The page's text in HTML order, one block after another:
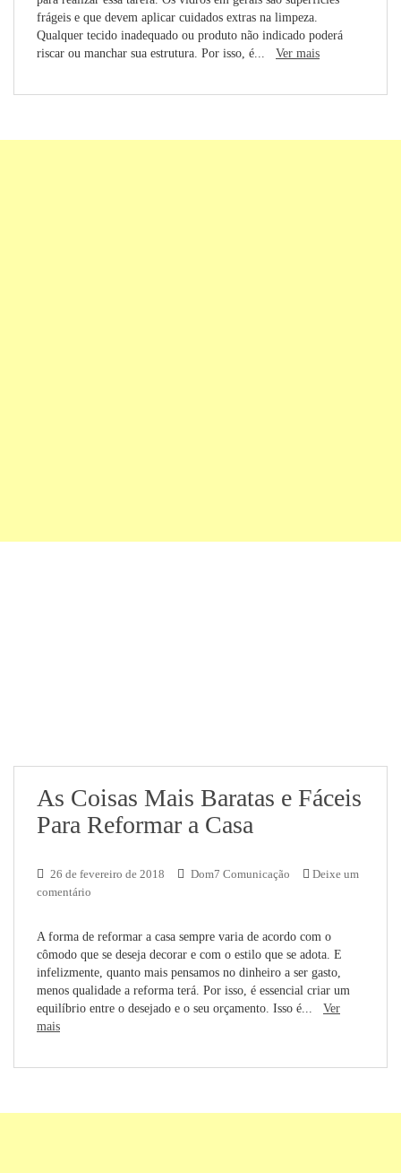
frágeis e que devem aplicar cuidados extras na limpeza.
Qualquer tecido inadequado ou produto não indicado poderá
riscar ou manchar sua estrutura. Por isso, é... Ver mais
As Coisas Mais Baratas e Fáceis
Para Reformar a Casa
26 de fevereiro de 2018 Dom7 Comunicação
Deixe um
comentário
A forma de reformar a casa sempre varia de acordo com o
cômodo que se deseja decorar e com o estilo que se adota. E
infelizmente, quanto mais pensamos no dinheiro a ser gasto,
menos qualidade a reforma terá. Por isso, é essencial criar um
equilíbrio entre o desejado e o seu orçamento. Isso é... Ver
mais